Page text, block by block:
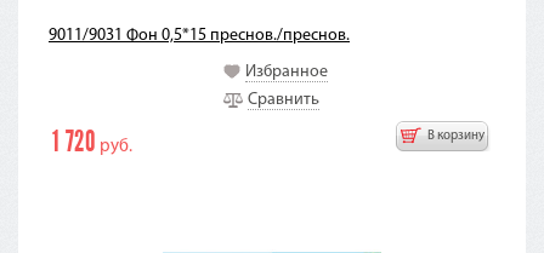
9011/9031 Фон 0,5*15 преснов./преснов.
Избранное
Сравнить
В корзину
1 720 руб.